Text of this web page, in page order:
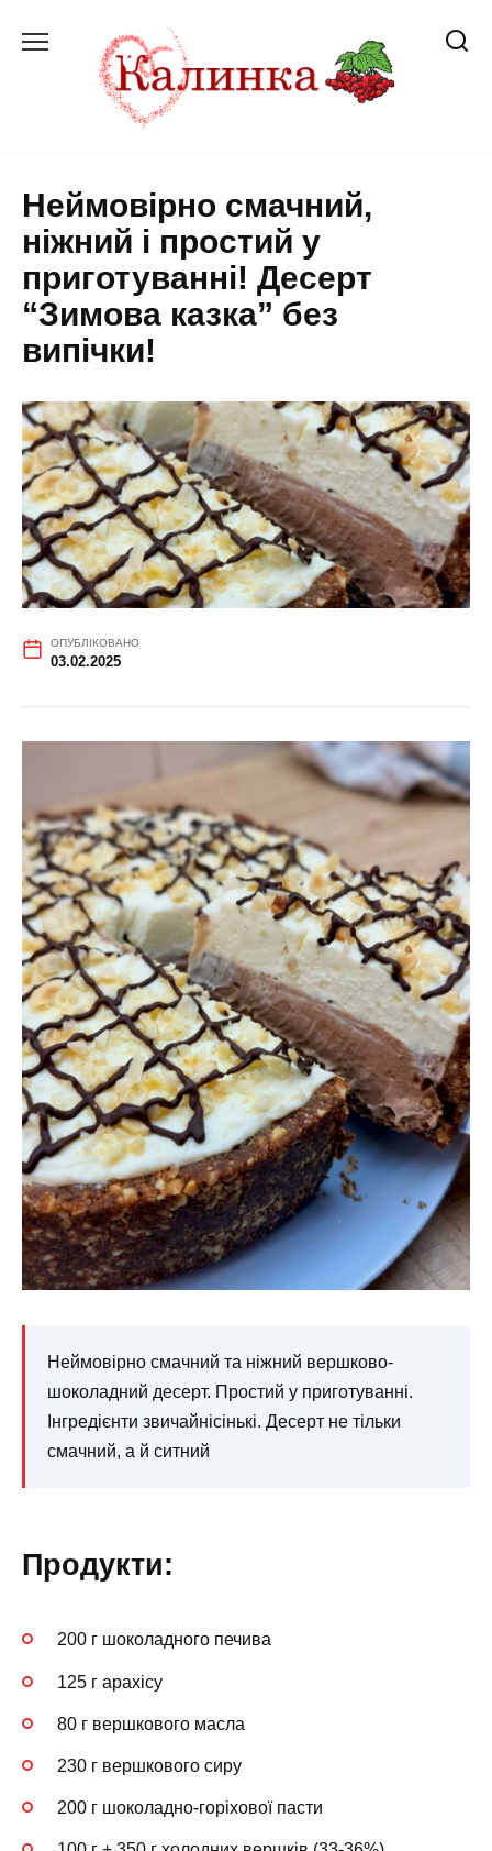
Неймовірно смачний,
ніжний і простий у
приготуванні! Десерт
“Зимова казка” без
випічки!
ОПУБЛІКОВАНО
03.02.2025
Неймовірно смачний та ніжний вершково-
шоколадний десерт. Простий у приготуванні.
Інгредієнти звичайнісінькі. Десерт не тільки
смачний, а й ситний
Продукти:
200 г шоколадного печива
125 г арахісу
80 г вершкового масла
230 г вершкового сиру
200 г шоколадно-горіхової пасти